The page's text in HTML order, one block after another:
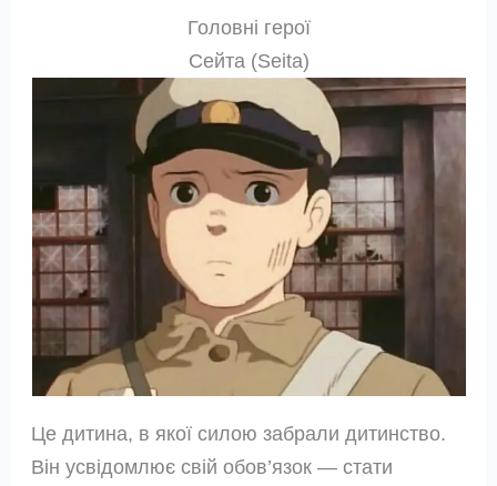
Головні герої
Сейта (Seita)
Це дитина, в якої силою забрали дитинство.
Він усвідомлює свій обов’язок — стати